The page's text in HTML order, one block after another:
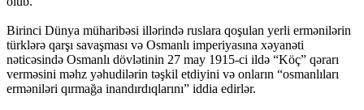
Birinci Dünya müharibəsi illərində ruslara qoşulan yerli ermənilərin
türklərə qarşı savaşması və Osmanlı imperiyasına xəyanəti
nəticəsində Osmanlı dövlətinin 27 may 1915-ci ildə “Köç” qərarı
verməsini məhz yəhudilərin təşkil etdiyini və onların “osmanlıları
erməniləri qırmağa inandırdıqlarını” iddia edirlər.